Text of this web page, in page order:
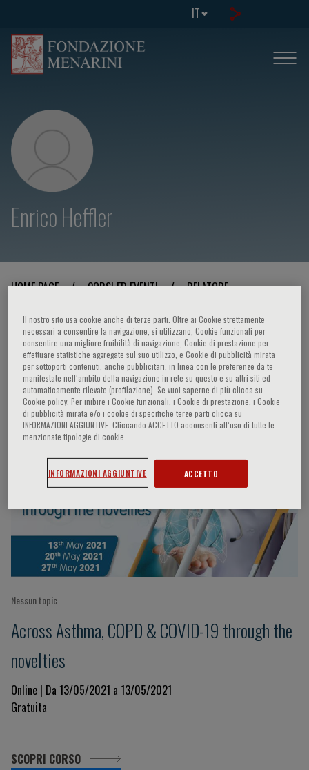
IT
Enrico Heffler
HOME PAGE / CORSI ED EVENTI / RELATORE
Michele Santodirocco
Partecipazioni del relatore
Nessun topic
Across Asthma, COPD & COVID-19 through the
novelties
Online | Da 13/05/2021 a 13/05/2021
Gratuita
SCOPRI CORSO
Il nostro sito usa cookie anche di terze parti. Oltre ai Cookie strettamente
necessari a consentire la navigazione, si utilizzano, Cookie funzionali per
consentire una migliore fruibilità di navigazione, Cookie di prestazione per
effettuare statistiche aggregate sul suo utilizzo, e Cookie di pubblicità mirata
per sottoporti contenuti, anche pubblicitari, in linea con le preferenze da te
manifestate nell‘ambito della navigazione in rete su questo e su altri siti ed
automaticamente rilevate (profilazione). Se vuoi saperne di più clicca su
Cookie policy. Per inibire i Cookie funzionali, i Cookie di prestazione, i Cookie
di pubblicità mirata e/o i cookie di specifiche terze parti clicca su
INFORMAZIONI AGGIUNTIVE. Cliccando ACCETTO acconsenti all’uso di tutte le
menzionate tipologie di cookie.
INFORMAZIONI AGGIUNTIVE ACCETTO